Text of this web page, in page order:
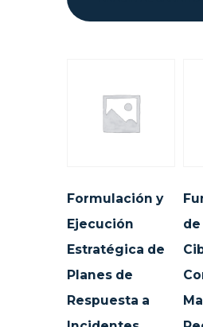
Formulación y
Ejecución
Estratégica de
Planes de
Respuesta a
de